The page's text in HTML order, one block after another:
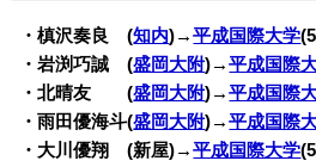
・槙沢奏良 (知内)→平成国際大学
・岩渕巧誠 (盛岡大附)→平成国際
・北晴友 (盛岡大附)→平成国際
・雨田優海斗(盛岡大附)→平成国際
・大川優翔 (新屋)→平成国際大学